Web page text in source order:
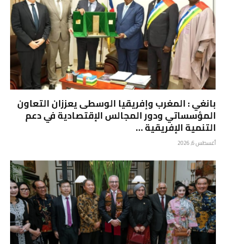
بانغي : المغرب وإفريقيا الوسطى يعززان التعاون
المؤسساتي ودور المجالس الإقتصادية في دعم
التنمية الإفريقية …
أغسطس 6, 2026